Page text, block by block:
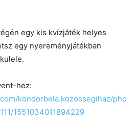
egy kis kvízjáték helyes
egy nyereményjátékban
hez:
kondorbela.kozossegihaz/pho
1551034011894229